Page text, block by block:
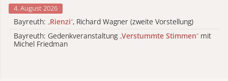
4. August 2026
Bayreuth: „Rienzi“, Richard Wagner (zweite Vorstellung)
Bayreuth: Gedenkveranstaltung „Verstummte Stimmen“ mit
Michel Friedman